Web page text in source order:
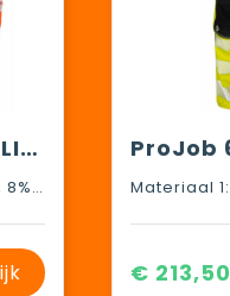
ProJob 6575 SIGNALISATIE STRETCHSHORT MET SPIJKERZAKKEN EN ISO 20471 KLASSE 2/1
Materiaal 1: 92% polyester, 8% spandex Materiaal 2: 80% polyester, 20% katoen Materiaal 3: 100% polyamide Reinforcements: 100% polyamide, Cordura®
€ 213,50